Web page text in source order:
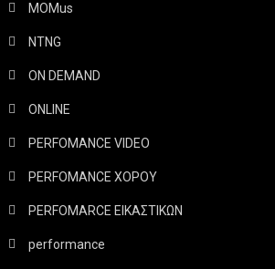
MOMus
NTNG
ON DEMAND
ONLINE
PERFOMANCE VIDEO
PERFOMANCE ΧΟΡΟΥ
PERFOMARCE ΕΙΚΑΣΤΙΚΩΝ
performance